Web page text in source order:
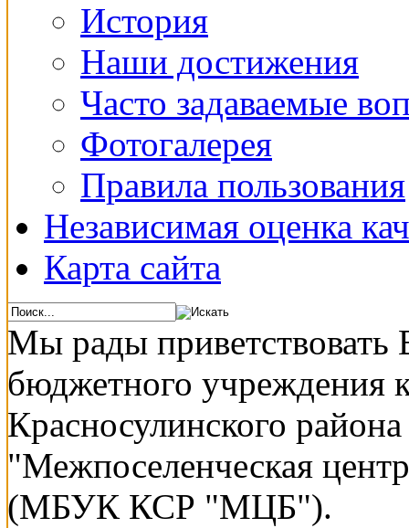
История
Наши достижения
Часто задаваемые
Фотогалерея
Правила пользования
Независимая оценка
Карта сайта
Мы рады приветствовать
бюджетного учреждения
Красносулинского района
"Межпоселенческая
(МБУК КСР "МЦБ").